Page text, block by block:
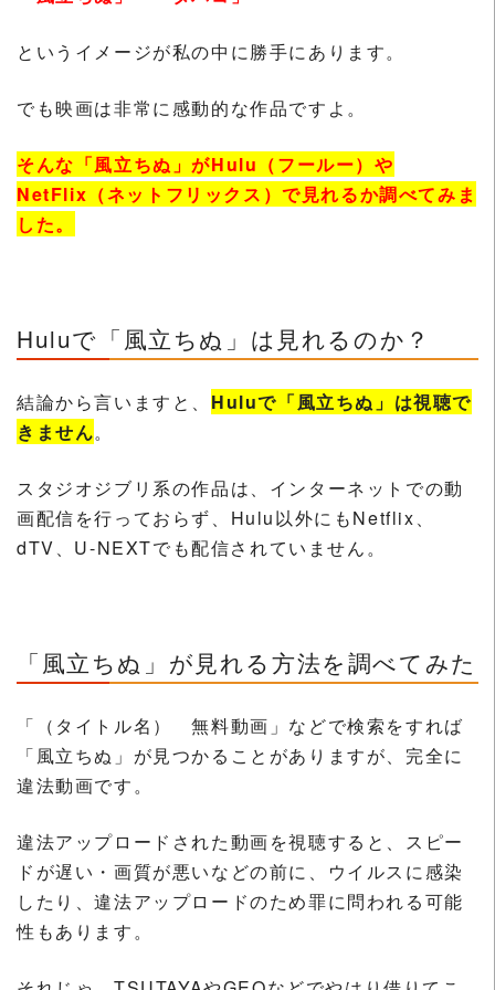
というイメージが私の中に勝手にあります。
でも映画は非常に感動的な作品ですよ。
そんな「風立ちぬ」がHulu（フールー）や
NetFlix（ネットフリックス）で見れるか調べてみま
した。
Huluで「風立ちぬ」は見れるのか？
結論から言いますと、 Huluで「風立ちぬ」は視聴で
きません。
スタジオジブリ系の作品は、インターネットでの動
画配信を行っておらず、Hulu以外にもNetflix、
dTV、U-NEXTでも配信されていません。
「風立ちぬ」が見れる方法を調べてみた
「（タイトル名） 無料動画」などで検索をすれば
「風立ちぬ」が見つかることがありますが、完全に
違法動画です。
違法アップロードされた動画を視聴すると、スピー
ドが遅い・画質が悪いなどの前に、ウイルスに感染
したり、違法アップロードのため罪に問われる可能
性もあります。